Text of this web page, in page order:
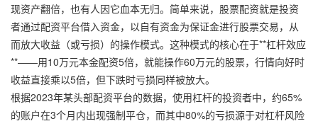
现资产翻倍，也有人因它血本无归。简单来说，股票配资就是投资
者通过配资平台借入资金，以自有资金为保证金进行股票交易，从
而放大收益（或亏损）的操作模式。这种模式的核心在于**杠杆效应
**——用10万元本金配资5倍，就能操作60万元的股票，行情向好时
收益直接乘以5倍，但下跌时亏损同样被放大。
根据2023年某头部配资平台的数据，使用杠杆的投资者中，约65%
的账户在3个月内出现强制平仓，而其中80%的亏损源于对杠杆风险